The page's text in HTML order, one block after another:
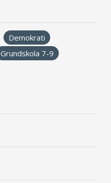
Demokrati
Grundskola 7-9